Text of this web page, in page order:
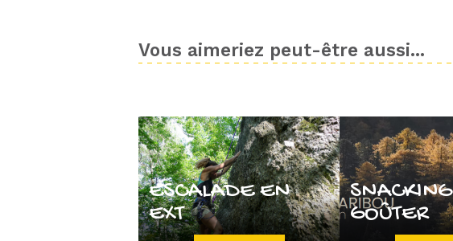
Vous aimeriez peut-être aussi...
ESCALADE EN
EXT
SNACKING
GOÛTER